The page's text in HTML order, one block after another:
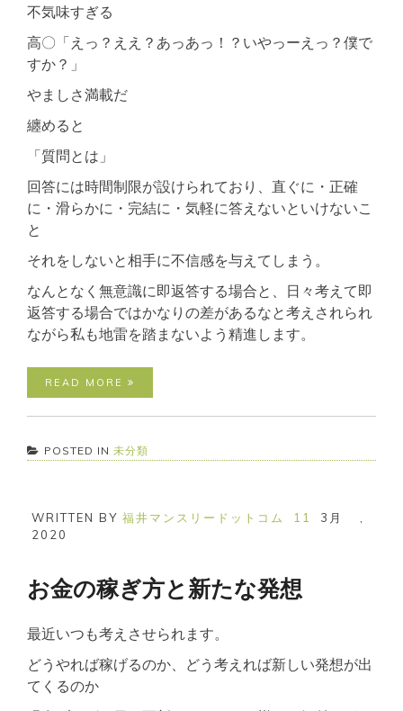
不気味すぎる
高〇「えっ？ええ？あっあっ！？いやっーえっ？僕で
すか？」
やましさ満載だ
纏めると
「質問とは」
回答には時間制限が設けられており、直ぐに・正確
に・滑らかに・完結に・気軽に答えないといけないこ
と
それをしないと相手に不信感を与えてしまう。
なんとなく無意識に即返答する場合と、日々考えて即
返答する場合ではかなりの差があるなと考えされられ
ながら私も地雷を踏まないよう精進します。
READ MORE
POSTED IN 未分類
WRITTEN BY 福井マンスリードットコム 11 3月
,
2020
お金の稼ぎ方と新たな発想
最近いつも考えさせられます。
どうやれば稼げるのか、どう考えれば新しい発想が出
てくるのか